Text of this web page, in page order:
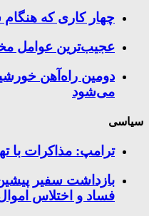
چهار کاری که هنگام
عجیب‌ترین عوامل
دومین راه‌آهن
می‌شود
سیاسی
ترامپ: مذاکرات با
بازداشت سفیر
فساد و اختلاس